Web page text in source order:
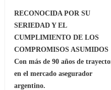
RECONOCIDA POR SU
SERIEDAD Y EL
CUMPLIMIENTO DE LOS
COMPROMISOS ASUMIDOS
Con más de 90 años de
en el mercado asegurador
argentino.